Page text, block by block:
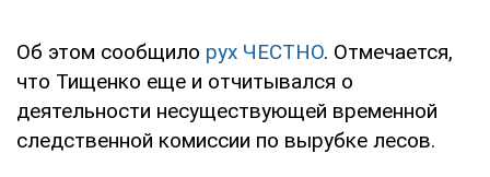
Об этом сообщило рух ЧЕСТНО. Отмечается,
что Тищенко еще и отчитывался о
деятельности несуществующей временной
следственной комиссии по вырубке лесов.